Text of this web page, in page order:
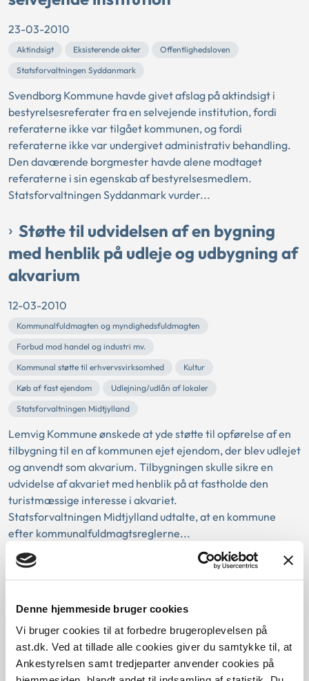
Denne hjemmeside bruger cookies
Vi bruger cookies til at forbedre brugeroplevelsen på
ast.dk. Ved at tillade alle cookies giver du samtykke til, at
Ankestyrelsen samt tredjeparter anvender cookies på
23-03-2010
Aktindsigt Eksisterende akter
Offentlighedsloven
Statsforvaltningen Syddanmark
Svendborg Kommune havde givet afslag på aktindsigt i
bestyrelsesreferater fra en selvejende institution, fordi
referaterne ikke var tilgået kommunen, og fordi
referaterne ikke var undergivet administrativ behandling.
Den daværende borgmester havde alene modtaget
referaterne i sin egenskab af bestyrelsesmedlem.
Statsforvaltningen Syddanmark vurder...
Støtte til udvidelsen af en bygning
med henblik på udleje og udbygning af
akvarium
12-03-2010
Kommunalfuldmagten og myndighedsfuldmagten
Forbud mod handel og industri mv.
Kommunal støtte til erhvervsvirksomhed
Kultur
Køb af fast ejendom
Udlejning/udlån af lokaler
Statsforvaltningen Midtjylland
Lemvig Kommune ønskede at yde støtte til opførelse af en
tilbygning til en af kommunen ejet ejendom, der blev udlejet
og anvendt som akvarium. Tilbygningen skulle sikre en
udvidelse af akvariet med henblik på at fastholde den
turistmæssige interesse i akvariet.
Statsforvaltningen Midtjylland udtalte, at en kommune
efter kommunalfuldmagtsreglerne...
Lovlighed af forbud mod udbringning
Sektorlovgivningen Affaldslovgivning
Forurening
Miljølovgivning
Spildevand
Tilsyn - miljø